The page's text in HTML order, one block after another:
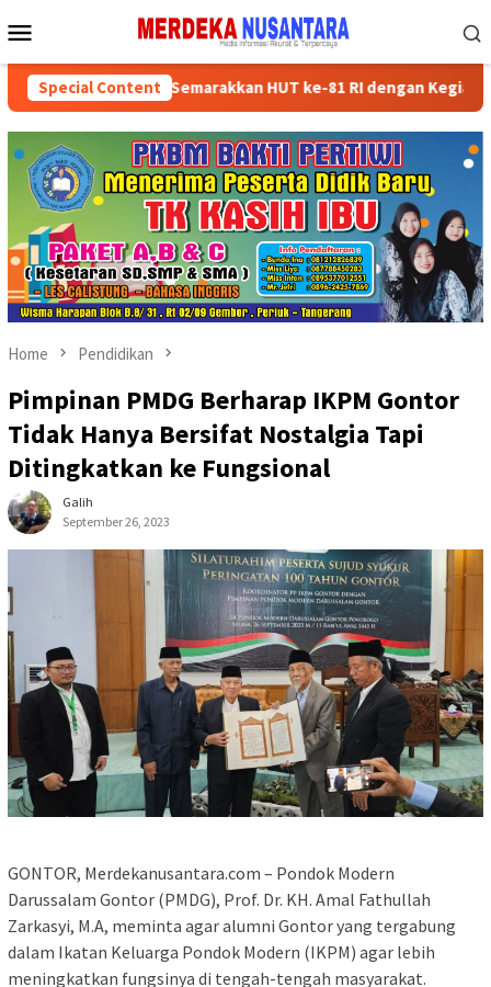
to
Menu
Special Content
Partai Semarakkan HUT ke-81 RI dengan Kegiatan Sosial
Home Pendidikan
Pimpinan PMDG Berharap IKPM Gontor
Tidak Hanya Bersifat Nostalgia Tapi
Ditingkatkan ke Fungsional
Galih
September 26, 2023
GONTOR, Merdekanusantara.com – Pondok Modern
Darussalam Gontor (PMDG), Prof. Dr. KH. Amal Fathullah
Zarkasyi, M.A, meminta agar alumni Gontor yang tergabung
dalam Ikatan Keluarga Pondok Modern (IKPM) agar lebih
meningkatkan fungsinya di tengah-tengah masyarakat.